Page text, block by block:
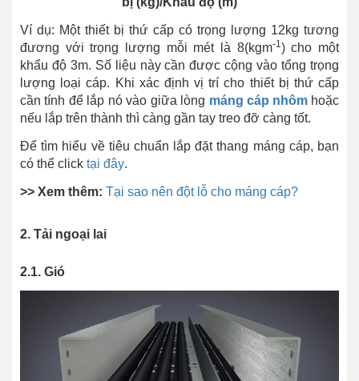
Ví dụ: Một thiết bị thứ cấp có trọng lượng 12kg tương
đương với trọng lượng mỗi mét là 8(kgm-1) cho một
khẩu độ 3m. Số liệu này cần được cộng vào tổng trọng
lượng loại cáp. Khi xác định vị trí cho thiết bị thứ cấp
cần tính để lắp nó vào giữa lòng máng cáp nhômhoặc
nếu lắp trên thành thì càng gần tay treo đỡ càng tốt.
Để tìm hiểu về tiêu chuẩn lắp đặt thang máng cáp, bạn
có thể click tại đây.
>> Xem thêm: Tại sao nên đột lỗ cho máng cáp?
2. Tải ngoại lai
2.1. Gió